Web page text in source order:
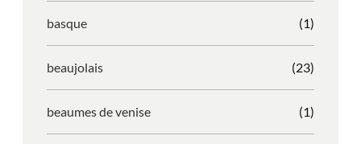
basque (1)
beaujolais (23)
beaumes de venise (1)